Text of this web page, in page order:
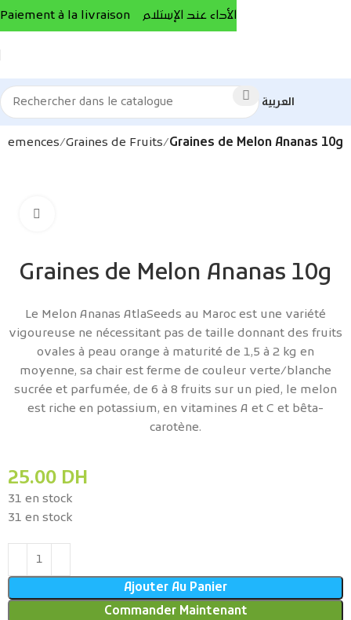
العربية
Semences Graines de Fruits Graines de Melon Ananas 10g
Graines de Melon Ananas 10g
Le Melon Ananas AtlaSeeds au Maroc est une variété
vigoureuse ne nécessitant pas de taille donnant des fruits
ovales à peau orange à maturité de 1,5 à 2 kg en
moyenne, sa chair est ferme de couleur verte/blanche
sucrée et parfumée, de 6 à 8 fruits sur un pied, le melon
est riche en potassium, en vitamines A et C et bêta-
carotène.
25.00 DH
31 en stock
31 en stock
Ajouter Au Panier
Commander Maintenant
Paiement à la livraison الأداء عند الإستلام